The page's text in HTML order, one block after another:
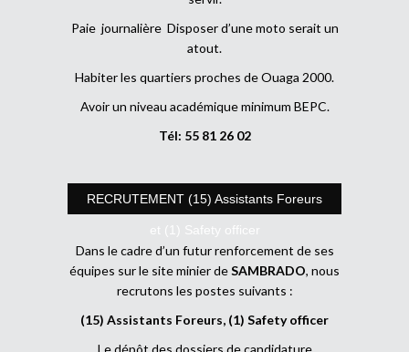
Paie journalière Disposer d’une moto serait un
atout.
Habiter les quartiers proches de Ouaga 2000.
Avoir un niveau académique minimum BEPC.
Tél: 55 81 26 02
RECRUTEMENT (15) Assistants Foreurs
et (1) Safety officer
Dans le cadre d’un futur renforcement de ses
équipes sur le site minier deSAMBRADO, nous
recrutons les postes suivants :
(15) Assistants Foreurs, (1) Safety officer
Le dépôt des dossiers de candidature